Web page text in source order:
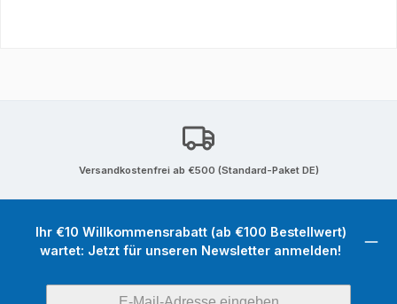
Versandkostenfrei ab €500 (Standard-Paket DE)
Ihr €10 Willkommensrabatt (ab €100 Bestellwert)
wartet: Jetzt für unseren Newsletter anmelden!